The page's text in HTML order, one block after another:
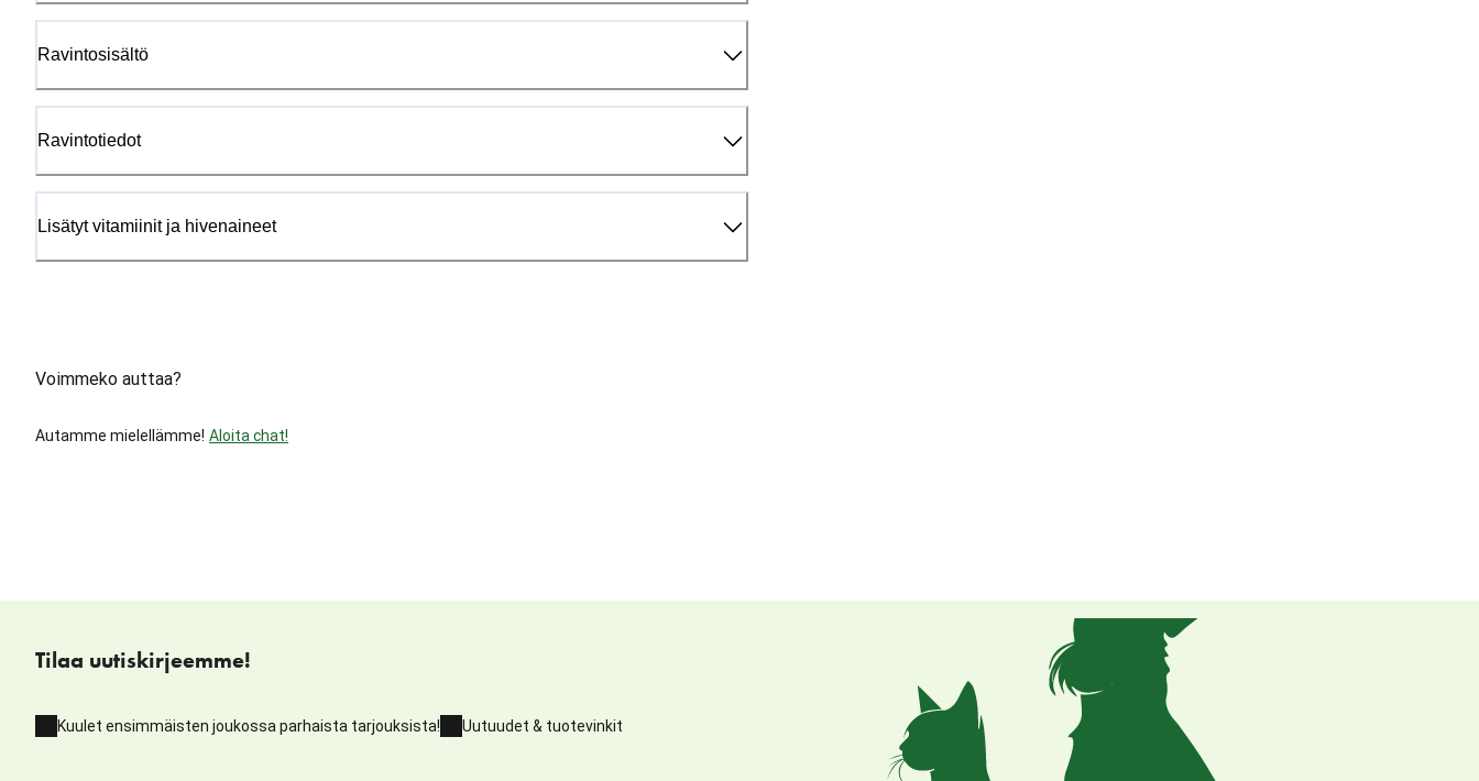
Ravintosisältö
Ravintotiedot
Lisätyt vitamiinit ja hivenaineet
Voimmeko auttaa?
Autamme mielellämme! Aloita chat!
Tilaa uutiskirjeemme!
Kuulet ensimmäisten joukossa parhaista tarjouksista! Uutuudet & tuotevinkit